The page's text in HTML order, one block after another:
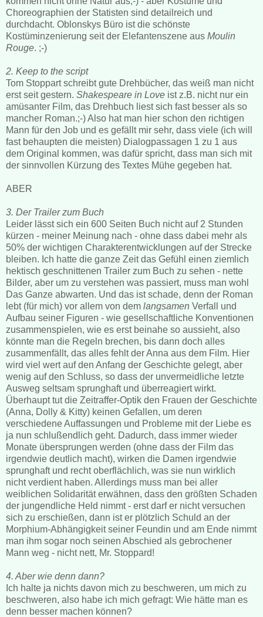
Choreographien der Statisten sind detailreich und
durchdacht. Oblonskys Büro ist die schönste
Kostüminzenierung seit der Elefantenszene aus Moulin
Rouge. ;-)
2. Keep to the script
Tom Stoppart schreibt gute Drehbücher, das weiß man nicht
erst seit gestern. Shakespeare in Love ist z.B. nicht nur ein
amüsanter Film, das Drehbuch liest sich fast besser als so
mancher Roman.;-) Also hat man hier schon den richtigen
Mann für den Job und es gefällt mir sehr, dass viele (ich will
fast behaupten die meisten) Dialogpassagen 1 zu 1 aus
dem Original kommen, was dafür spricht, dass man sich mit
der sinnvollen Kürzung des Textes Mühe gegeben hat.
ABER
3. Der Trailer zum Buch
Leider lässt sich ein 600 Seiten Buch nicht auf 2 Stunden
kürzen - meiner Meinung nach - ohne dass dabei mehr als
50% der wichtigen Charakterentwicklungen auf der Strecke
bleiben. Ich hatte die ganze Zeit das Gefühl einen ziemlich
hektisch geschnittenen Trailer zum Buch zu sehen - nette
Bilder, aber um zu verstehen was passiert, muss man wohl
Das Ganze abwarten. Und das ist schade, denn der Roman
lebt (für mich) vor allem von dem langsamen Verfall und
Aufbau seiner Figuren - wie gesellschaftliche Konventionen
zusammenspielen, wie es erst beinahe so aussieht, also
könnte man die Regeln brechen, bis dann doch alles
zusammenfällt, das alles fehlt der Anna aus dem Film. Hier
wird viel wert auf den Anfang der Geschichte gelegt, aber
wenig auf den Schluss, so dass der unvermeidliche letzte
Ausweg seltsam sprunghaft und überreagiert wirkt.
Überhaupt tut die Zeitraffer-Optik den Frauen der Geschichte
(Anna, Dolly & Kitty) keinen Gefallen, um deren
verschiedene Auffassungen und Probleme mit der Liebe es
ja nun schlußendlich geht. Dadurch, dass immer wieder
Monate übersprungen werden (ohne dass der Film das
irgendwie deutlich macht), wirken die Damen irgendwie
sprunghaft und recht oberflächlich, was sie nun wirklich
nicht verdient haben. Allerdings muss man bei aller
weiblichen Solidarität erwähnen, dass den größten Schaden
der jungendliche Held nimmt - erst darf er nicht versuchen
sich zu erschießen, dann ist er plötzlich Schuld an der
Morphium-Abhängigkeit seiner Feundin und am Ende nimmt
man ihm sogar noch seinen Abschied als gebrochener
Mann weg - nicht nett, Mr. Stoppard!
4. Aber wie denn dann?
Ich halte ja nichts davon mich zu beschweren, um mich zu
beschweren, also habe ich mich gefragt: Wie hätte man es
denn besser machen können?